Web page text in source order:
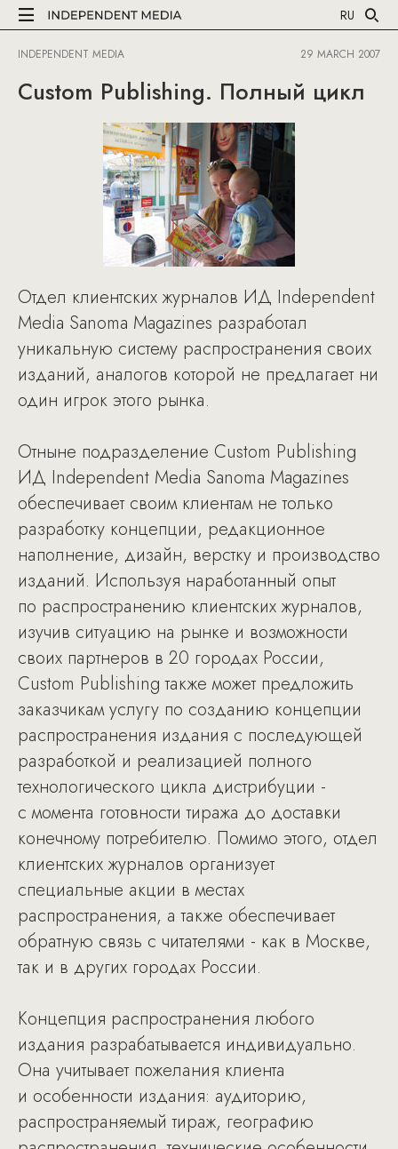
RU
INDEPENDENT MEDIA 29 MARCH 2007
Custom Publishing. Полный цикл
Отдел клиентских журналов ИД Independent
Media Sanoma Magazines разработал
уникальную систему распространения своих
изданий, аналогов которой не предлагает ни
один игрок этого рынка.
Отныне подразделение Custom Publishing
ИД Independent Media Sanoma Magazines
обеспечивает своим клиентам не только
разработку концепции, редакционное
наполнение, дизайн, верстку и производство
изданий. Используя наработанный опыт
по распространению клиентских журналов,
изучив ситуацию на рынке и возможности
своих партнеров в 20 городах России,
Custom Publishing также может предложить
заказчикам услугу по созданию концепции
распространения издания с последующей
разработкой и реализацией полного
технологического цикла дистрибуции -
с момента готовности тиража до доставки
конечному потребителю. Помимо этого, отдел
клиентских журналов организует
специальные акции в местах
распространения, а также обеспечивает
обратную связь с читателями - как в Москве,
так и в других городах России.
Концепция распространения любого
издания разрабатывается индивидуально.
Она учитывает пожелания клиента
и особенности издания: аудиторию,
распространяемый тираж, географию